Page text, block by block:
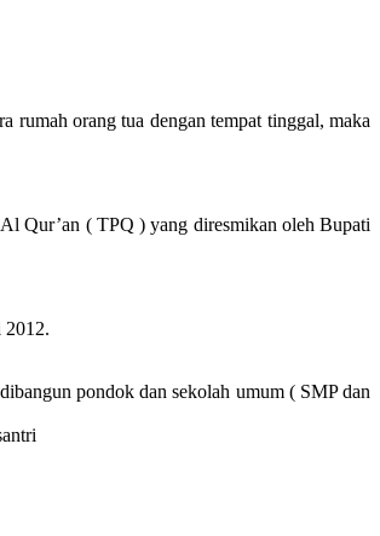
rumah orang tua dengan tempat tinggal, maka
Qur’an ( TPQ ) yang diresmikan oleh Bupati
2012.
pondok dan sekolah umum ( SMP dan